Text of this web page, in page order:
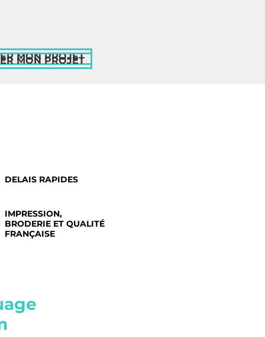
DELAIS RAPIDES
IMPRESSION,
BRODERIE ET QUALITÉ
FRANÇAISE
MON PROJET
MON PROJET